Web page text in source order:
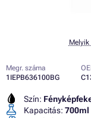
Melyik
Megr. száma
1IEPB636100BG
Szín:
Kapacitás: 700ml